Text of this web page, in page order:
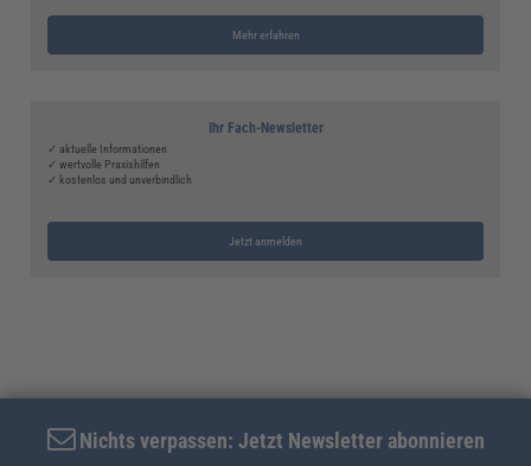
Mehr erfahren
Ihr Fach-Newsletter
✓ aktuelle Informationen
✓ wertvolle Praxishilfen
✓ kostenlos und unverbindlich
Jetzt anmelden
Nichts verpassen: Jetzt Newsletter abonnieren